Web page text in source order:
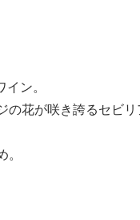
ン。
花が咲き誇るセビリ